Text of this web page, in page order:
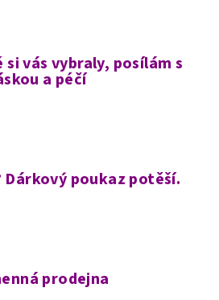
vás vybraly, posílám s
a péčí
poukaz potěší.
prodejna